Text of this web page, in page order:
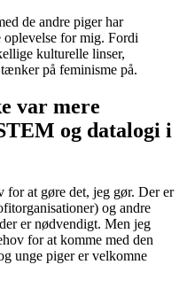
de andre piger har
for mig. Fordi
kulturelle linser,
på feminisme på.
var mere
og datalogi i
for at gøre det, jeg gør. Der er
og andre
er nødvendigt. Men jeg
for at komme med den
unge piger er velkomne